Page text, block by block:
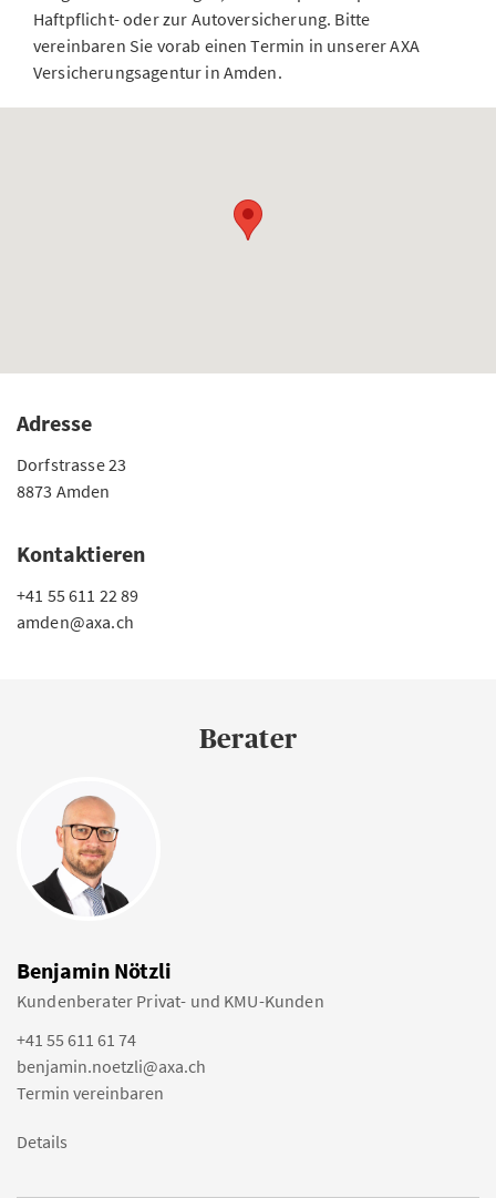
Haftpflicht- oder zur Autoversicherung. Bitte
vereinbaren Sie vorab einen Termin in unserer AXA
Versicherungsagentur in Amden.
Adresse
Dorfstrasse 23
8873 Amden
Kontaktieren
+41 55 611 22 89
amden@axa.ch
Berater
Benjamin Nötzli
Kundenberater Privat- und KMU-Kunden
+41 55 611 61 74
benjamin.noetzli@axa.ch
Termin vereinbaren
Details